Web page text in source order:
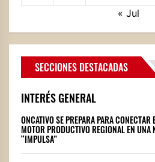
« Jul
SECCIONES DESTACADAS
INTERÉS GENERAL
ONCATIVO SE PREPARA PARA CONECTAR
MOTOR PRODUCTIVO REGIONAL EN UNA
“IMPULSA”